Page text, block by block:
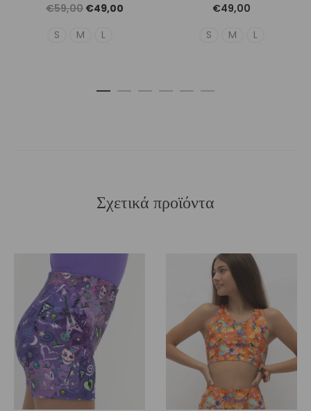
€59,00 Original
price
€49,00
€49,00.
S M L
€49,00
S
M L
Σχετικά προϊόντα